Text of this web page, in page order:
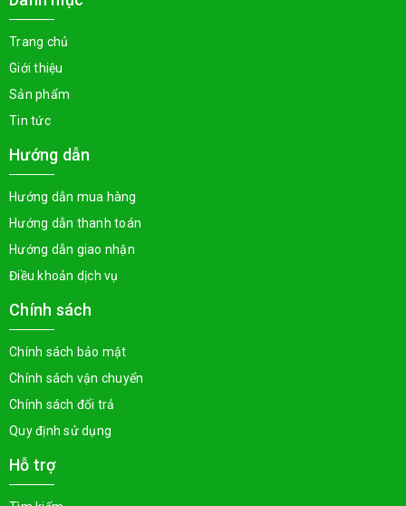
Trang chủ
Giới thiệu
Sản phẩm
Tin tức
Hướng dẫn
Hướng dẫn mua hàng
Hướng dẫn thanh toán
Hướng dẫn giao nhận
Điều khoản dịch vụ
Chính sách
Chính sách bảo mật
Chính sách vận chuyển
Chính sách đổi trả
Quy định sử dụng
Hỗ trợ